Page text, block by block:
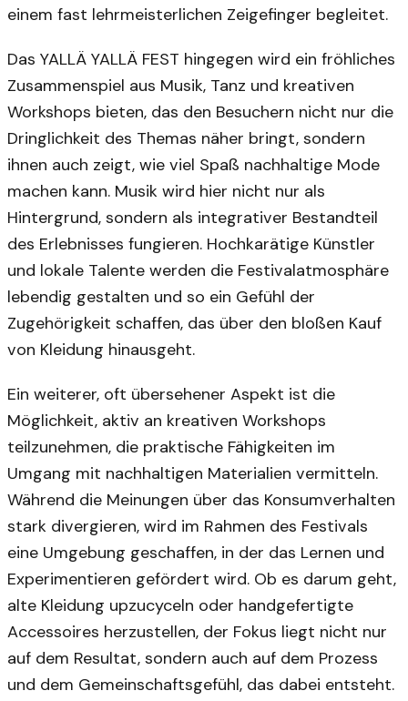
einem fast lehrmeisterlichen Zeigefinger begleitet.
Das YALLÄ YALLÄ FEST hingegen wird ein fröhliches
Zusammenspiel aus Musik, Tanz und kreativen
Workshops bieten, das den Besuchern nicht nur die
Dringlichkeit des Themas näher bringt, sondern
ihnen auch zeigt, wie viel Spaß nachhaltige Mode
machen kann. Musik wird hier nicht nur als
Hintergrund, sondern als integrativer Bestandteil
des Erlebnisses fungieren. Hochkarätige Künstler
und lokale Talente werden die Festivalatmosphäre
lebendig gestalten und so ein Gefühl der
Zugehörigkeit schaffen, das über den bloßen Kauf
von Kleidung hinausgeht.
Ein weiterer, oft übersehener Aspekt ist die
Möglichkeit, aktiv an kreativen Workshops
teilzunehmen, die praktische Fähigkeiten im
Umgang mit nachhaltigen Materialien vermitteln.
Während die Meinungen über das Konsumverhalten
stark divergieren, wird im Rahmen des Festivals
eine Umgebung geschaffen, in der das Lernen und
Experimentieren gefördert wird. Ob es darum geht,
alte Kleidung upzucyceln oder handgefertigte
Accessoires herzustellen, der Fokus liegt nicht nur
auf dem Resultat, sondern auch auf dem Prozess
und dem Gemeinschaftsgefühl, das dabei entsteht.